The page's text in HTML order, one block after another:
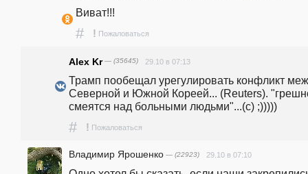
Виват!!!
# ! Пожаловаться
Alex Kr— (35645) 29.10 в 07:13
Трамп пообещал урегулировать конфликт
Северной и Южной Кореей... (Reuters).
смеятся над больными людьми"...(с) ;)))))
# ! Пожаловаться
Владимир Ярошенко — (22923) 29.10 в 07:10